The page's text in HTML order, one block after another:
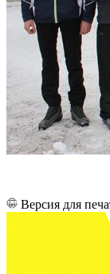
Версия для